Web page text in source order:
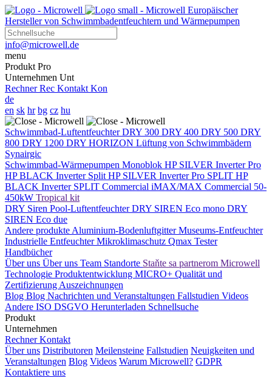
Europäischer
Hersteller von Schwimmbadentfeuchtern und Wärmepumpen
info@microwell.de
menu
Produkt Pro
Unternehmen Unt
Rechner Rec Kontakt Kon
de
en sk hr bg cz hu
Schwimmbad-LuftentfeuchterDRY 300 DRY 400 DRY 500 DRY
800 DRY 1200 DRY HORIZON Lüftung von Schwimmbädern
Synairgic
Schwimmbad-Wärmepumpen Monoblok HP SILVER Inverter Pro
HP BLACK Inverter Split HP SILVER Inverter Pro SPLIT HP
BLACK Inverter SPLIT Commercial iMAX/MAX Commercial 50-
450kW Tropical kit
DRY Siren Pool-LuftentfeuchterDRY SIREN Eco mono DRY
SIREN Eco due
Andere produkte Aluminium-BodenluftgitterMuseums-Entfeuchter
Industrielle EntfeuchterMikroklimaschutz Qmax Tester
Handbücher
Über uns Über uns Team Standorte Staňte sa partnerom Microwell
Technologie Produktentwicklung MICRO+ Qualität und
Zertifizierung Auszeichnungen
Blog Blog Nachrichten und Veranstaltungen Fallstudien Videos
Andere ISO DSGVO Herunterladen Schnellsuche
Produkt
Unternehmen
Rechner Kontakt
Über uns Distributoren Meilensteine Fallstudien Neuigkeiten und
Veranstaltungen Blog Videos Warum Microwell? GDPR
Kontaktiere uns